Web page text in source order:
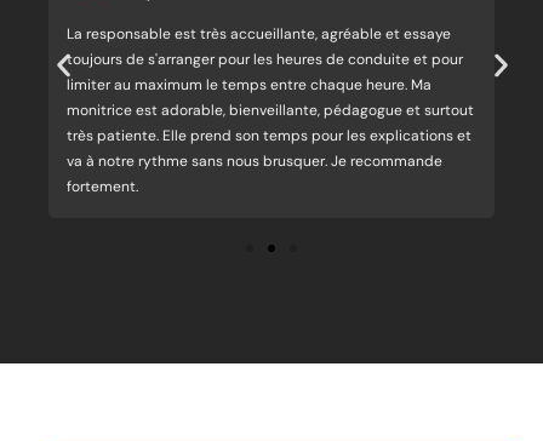
La responsable est très accueillante, agréable et essaye
toujours de s'arranger pour les heures de conduite et pour
limiter au maximum le temps entre chaque heure. Ma
monitrice est adorable, bienveillante, pédagogue et surtout
très patiente. Elle prend son temps pour les explications et
va à notre rythme sans nous brusquer. Je recommande
fortement.